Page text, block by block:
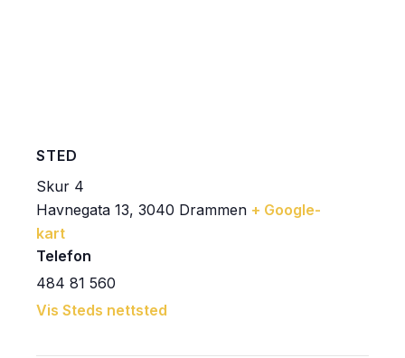
STED
Skur 4
Havnegata 13, 3040 Drammen + Google-
kart
Telefon
484 81 560
Vis Steds nettsted